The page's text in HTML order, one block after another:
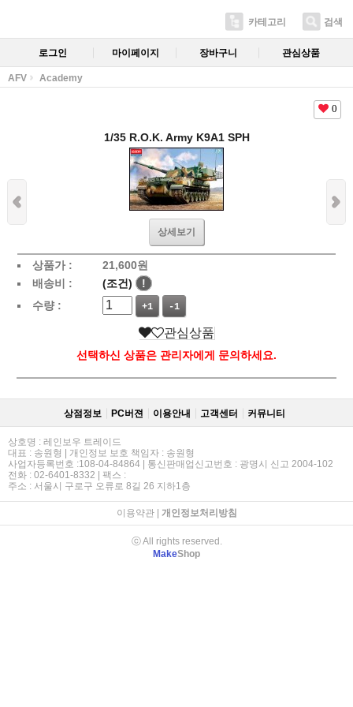
카테고리 검색
로그인 마이페이지 장바구니 관심상품
AFV Academy
0
1/35 R.O.K. Army K9A1 SPH
상세보기
상품가 : 21,600원
배송비 :
(조건)
!
수량 :
+1 -1
관심상품
선택하신 상품은 관리자에게 문의하세요.
상점정보 PC버젼 이용안내 고객센터 커뮤니티
상호명 : 레인보우 트레이드
대표 : 송원형 | 개인정보 보호 책임자 : 송원형
사업자등록번호 :108-04-84864 | 통신판매업신고번호 : 광명시 신고 2004-102
전화 : 02-6401-8332 | 팩스 :
주소 : 서울시 구로구 오류로 8길 26 지하1층
이용약관| 개인정보처리방침
ⓒ All rights reserved.
MakeShop